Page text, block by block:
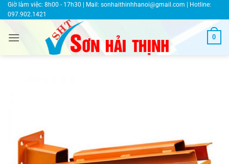
Bỏ
qua
dung
Giờ làm việc: 8h00 - 17h30 | Mail: sonhaithinhhanoi@gmail.com | Hotline:
097.902.1421
0